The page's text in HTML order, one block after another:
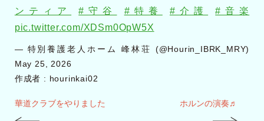
ンティア
#守谷 #特養 #介護
#音楽
pic.twitter.com/XDSm0OpW5X
— 特別養護老人ホーム 峰林荘 (@Hourin_IBRK_MRY)
May 25, 2026
作成者 : hourinkai02
華道クラブをやりました ホルンの演奏♬